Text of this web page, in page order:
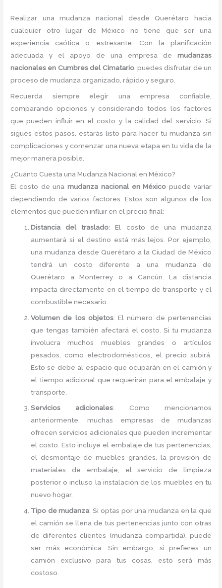
Realizar una mudanza nacional desde Querétaro hacia
cualquier otro lugar de México no tiene que ser una
experiencia caótica o estresante. Con la planificación
adecuada y el apoyo de una empresa de mudanzas
nacionales en Cumbres del Cimatario, puedes disfrutar de un
proceso de mudanza organizado, rápido y seguro.
Recuerda siempre elegir una empresa confiable,
comparando opciones y considerando todos los factores
que pueden influir en el costo y la calidad del servicio. Si
sigues estos pasos, estarás listo para hacer tu mudanza sin
complicaciones y comenzar una nueva etapa en tu vida de la
mejor manera posible.
¿Cuánto Cuesta una Mudanza Nacional en México?
El costo de unamudanza nacional en México puede variar
dependiendo de varios factores. Estos son algunos de los
elementos que pueden influir en el precio final:
Distancia del traslado: El costo de una mudanza
aumentará si el destino está más lejos. Por ejemplo,
una mudanza desde Querétaro a la Ciudad de México
tendrá un costo diferente a una mudanza de
Querétaro a Monterrey o a Cancún. La distancia
impacta directamente en el tiempo de transporte y el
combustible necesario.
Volumen de los objetos: El número de pertenencias
que tengas también afectará el costo. Si tu mudanza
involucra muchos muebles grandes o artículos
pesados, como electrodomésticos, el precio subirá.
Esto se debe al espacio que ocuparán en el camión y
el tiempo adicional que requerirán para el embalaje y
transporte.
Servicios adicionales: Como mencionamos
anteriormente, muchas empresas de mudanzas
ofrecen servicios adicionales que pueden incrementar
el costo. Esto incluye el embalaje de tus pertenencias,
el desmontaje de muebles grandes, la provisión de
materiales de embalaje, el servicio de limpieza
posterior o incluso la instalación de los muebles en tu
nuevo hogar.
Tipo de mudanza: Si optas por una mudanza en la que
el camión se llena de tus pertenencias junto con otras
de diferentes clientes (mudanza compartida), puede
ser más económica. Sin embargo, si prefieres un
camión exclusivo para tus cosas, esto será más
costoso.